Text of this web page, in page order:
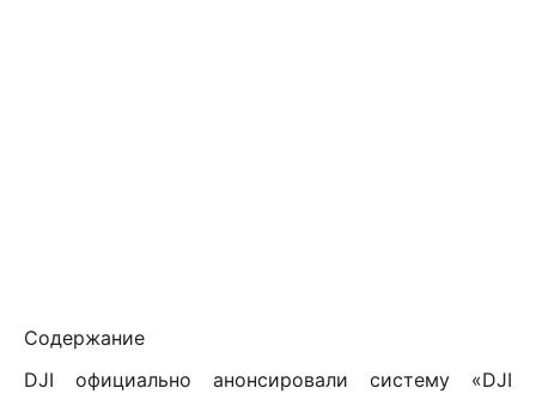
Содержание
DJI официально анонсировали систему «DJI